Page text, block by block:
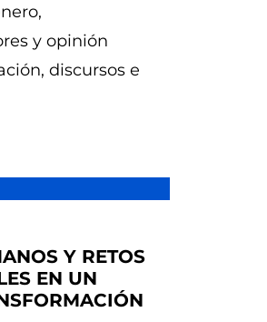
y opinión
discursos e
Y RETOS
EN UN